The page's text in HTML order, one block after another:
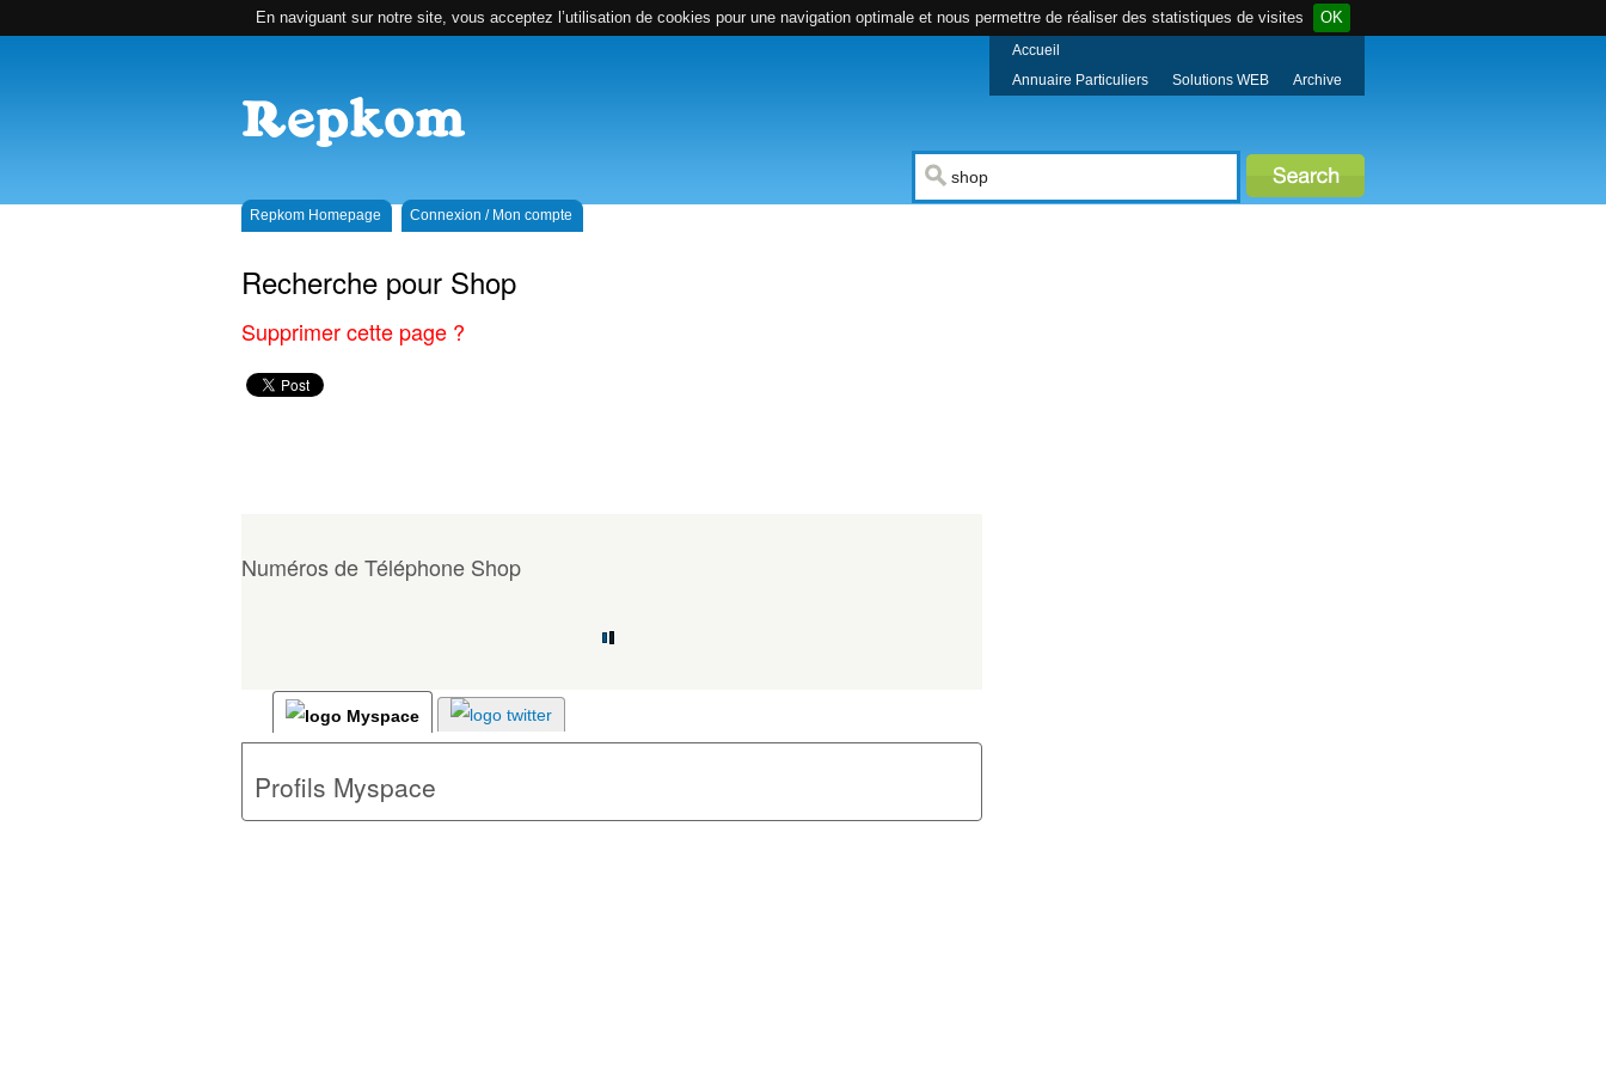
En naviguant sur notre site, vous acceptez l’utilisation de cookies pour une navigation optimale et nous permettre de réaliser des statistiques de visites OK
Accueil
Annuaire Particuliers
Solutions WEB Archive
Repkom Homepage Connexion / Mon compte
Recherche pour Shop
Supprimer cette page ?
Numéros de Téléphone Shop
Profils Myspace